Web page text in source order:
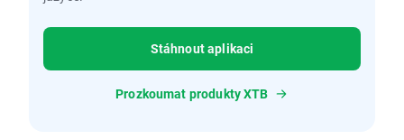
Stáhnout aplikaci
Prozkoumat produkty XTB